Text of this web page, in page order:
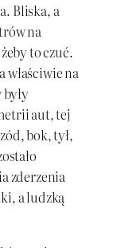
Bliska, a
na
to czuć.
właściwie na
aut, tej
bok, tył,
zderzenia
a ludzką